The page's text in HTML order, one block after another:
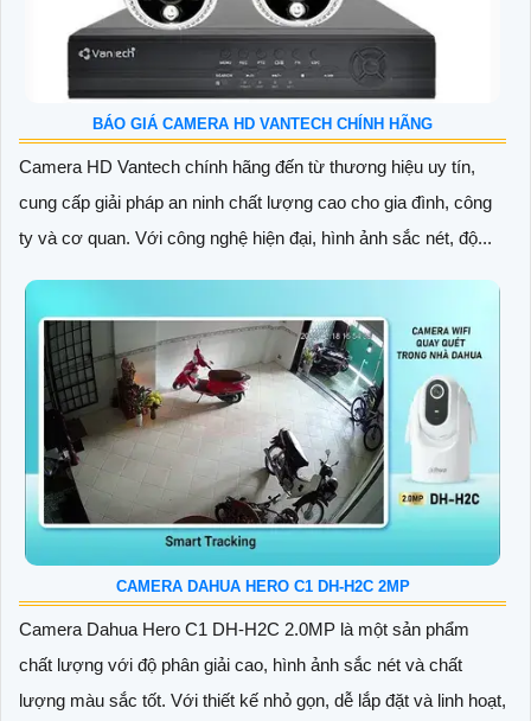
BÁO GIÁ CAMERA HD VANTECH CHÍNH HÃNG
Camera HD Vantech chính hãng đến từ thương hiệu uy tín,
cung cấp giải pháp an ninh chất lượng cao cho gia đình, công
ty và cơ quan. Với công nghệ hiện đại, hình ảnh sắc nét, độ...
CAMERA DAHUA HERO C1 DH-H2C 2MP
Camera Dahua Hero C1 DH-H2C 2.0MP là một sản phẩm
chất lượng với độ phân giải cao, hình ảnh sắc nét và chất
lượng màu sắc tốt. Với thiết kế nhỏ gọn, dễ lắp đặt và linh hoạt,